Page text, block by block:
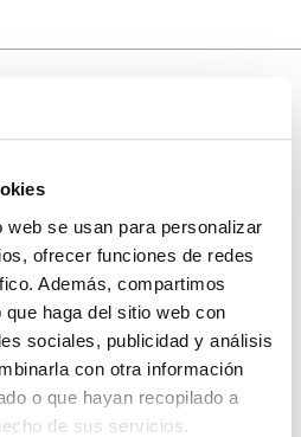
se usan para personalizar
ofrecer funciones de redes
Además, compartimos
haga del sitio web con
sociales, publicidad y análisis
con otra información
o que hayan recopilado a
de sus servicios.
descuento
compra.
para recibir nuestrasofertas
en tu primera compra.